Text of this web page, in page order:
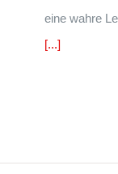
eine wahre
[...]